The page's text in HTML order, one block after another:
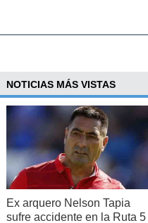
NOTICIAS MÁS VISTAS
Ex arquero Nelson Tapia
sufre accidente en la Ruta 5